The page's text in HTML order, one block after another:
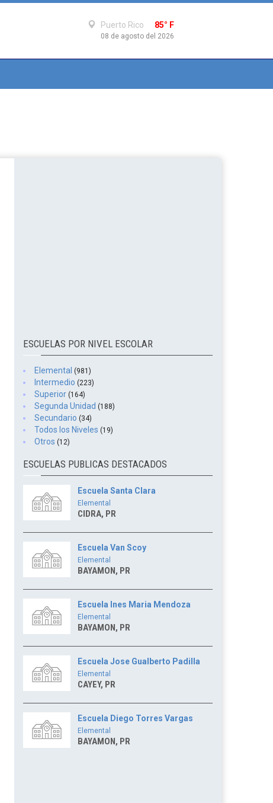
Puerto Rico 85° F
08 de agosto del 2026
ESCUELAS POR NIVEL ESCOLAR
Elemental (981)
Intermedio (223)
Superior (164)
Segunda Unidad (188)
Secundario (34)
Todos los Niveles (19)
Otros (12)
ESCUELAS PUBLICAS DESTACADOS
Escuela Santa Clara
Elemental
CIDRA, PR
Escuela Van Scoy
Elemental
BAYAMON, PR
Escuela Ines Maria Mendoza
Elemental
BAYAMON, PR
Escuela Jose Gualberto Padilla
Elemental
CAYEY, PR
Escuela Diego Torres Vargas
Elemental
BAYAMON, PR